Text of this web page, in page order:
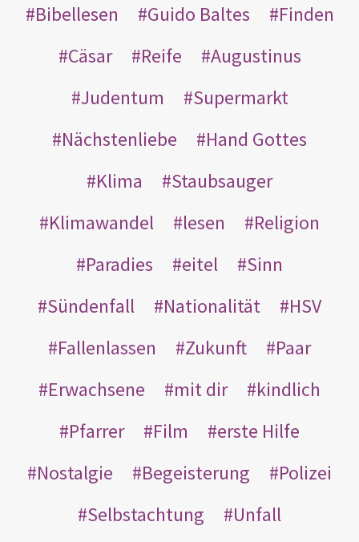
Bibellesen
Guido Baltes
Finden
Cäsar
Reife
Augustinus
Judentum
Supermarkt
Nächstenliebe
Hand Gottes
Klima
Staubsauger
Klimawandel
lesen
Religion
Paradies
eitel
Sinn
Sündenfall
Nationalität
HSV
Fallenlassen
Zukunft
Paar
Erwachsene
mit dir
kindlich
Pfarrer
Film
erste Hilfe
Nostalgie
Begeisterung
Polizei
Selbstachtung
Unfall